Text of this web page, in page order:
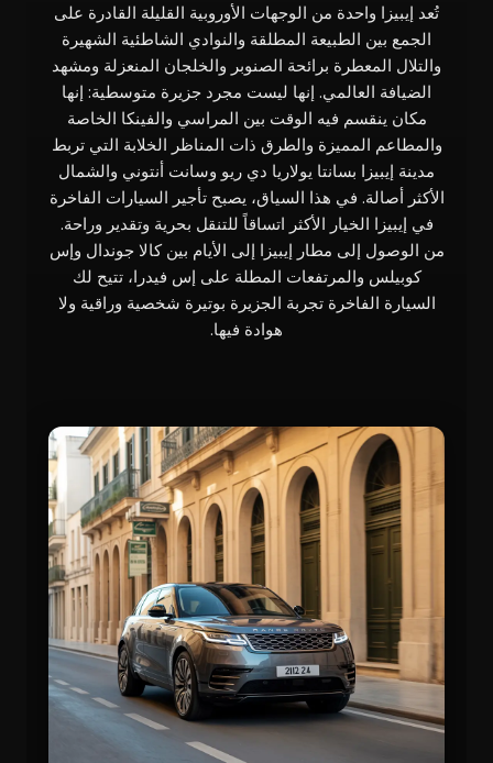
تُعد إيبيزا واحدة من الوجهات الأوروبية القليلة القادرة على
الجمع بين الطبيعة المطلقة والنوادي الشاطئية الشهيرة
والتلال المعطرة برائحة الصنوبر والخلجان المنعزلة ومشهد
الضيافة العالمي. إنها ليست مجرد جزيرة متوسطية: إنها
مكان ينقسم فيه الوقت بين المراسي والفينكا الخاصة
والمطاعم المميزة والطرق ذات المناظر الخلابة التي تربط
مدينة إيبيزا بسانتا يولاريا دي ريو وسانت أنتوني والشمال
الأكثر أصالة. في هذا السياق، يصبح تأجير السيارات الفاخرة
في إيبيزا الخيار الأكثر اتساقاً للتنقل بحرية وتقدير وراحة.
من الوصول إلى مطار إيبيزا إلى الأيام بين كالا جوندال وإس
كوبيلس والمرتفعات المطلة على إس فيدرا، تتيح لك
السيارة الفاخرة تجربة الجزيرة بوتيرة شخصية وراقية ولا
هوادة فيها.